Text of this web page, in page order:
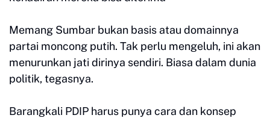
Memang Sumbar bukan basis atau domainnya
partai moncong putih. Tak perlu mengeluh, ini akan
menurunkan jati dirinya sendiri. Biasa dalam dunia
politik, tegasnya.
Barangkali PDIP harus punya cara dan konsep